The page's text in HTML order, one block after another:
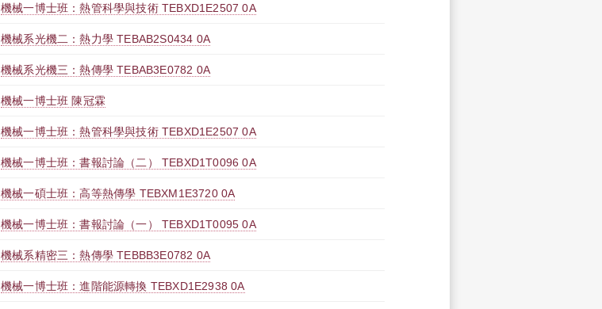
機械一博士班：熱管科學與技術 TEBXD1E2507 0A
機械系光機二：熱力學 TEBAB2S0434 0A
機械系光機三：熱傳學 TEBAB3E0782 0A
機械一博士班 陳冠霖
機械一博士班：熱管科學與技術 TEBXD1E2507 0A
機械一博士班：書報討論（二） TEBXD1T0096 0A
機械一碩士班：高等熱傳學 TEBXM1E3720 0A
機械一博士班：書報討論（一） TEBXD1T0095 0A
機械系精密三：熱傳學 TEBBB3E0782 0A
機械一博士班：進階能源轉換 TEBXD1E2938 0A